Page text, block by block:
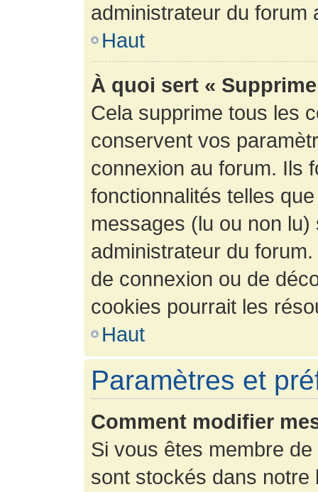
administrateur du forum
Haut
À quoi sert «
Cela supprime tous les
conservent vos
connexion au forum. Ils
fonctionnalités telles
messages (lu ou non
administrateur du
de connexion ou de
cookies pourrait les
Haut
Paramètres et
Comment modifier
Si vous êtes membre
sont stockés dans